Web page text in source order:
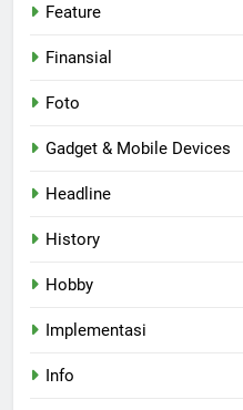
Feature
Finansial
Foto
Gadget & Mobile Devices
Headline
History
Hobby
Implementasi
Info